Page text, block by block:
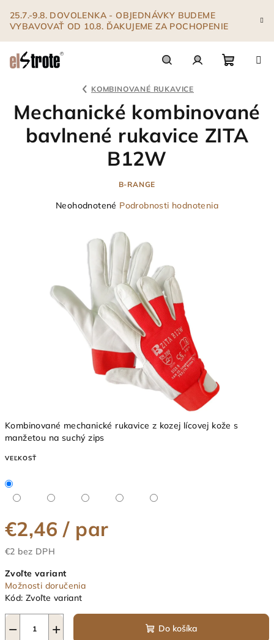
obsah
25.7.-9.8. DOVOLENKA - OBJEDNÁVKY BUDEME
VYBAVOVAŤ OD 10.8. ĎAKUJEME ZA POCHOPENIE
košík
KOMBINOVANÉ RUKAVICE
Kombinované mechanické rukavice z kozej lícovej kože s
manžetou na suchý zips
VEĽKOSŤ
€2,46/ par
€2 bez DPH
cena:
Zvoľte variant
Možnosti doručenia
Kód: Zvoľte variant
+
− Do košíka
Mechanické kombinované
bavlnené rukavice ZITA
B12W
B-RANGE
Priemerné
hviezdičiek.
Neohodnotené Podrobnosti hodnotenia